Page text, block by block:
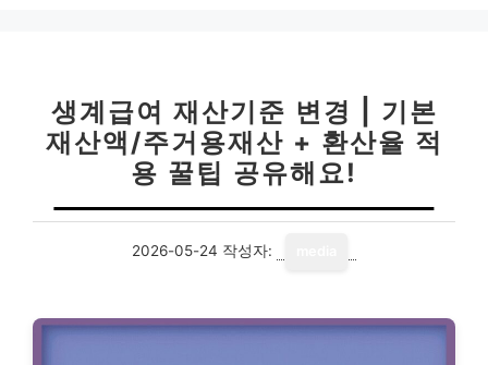
생계급여 재산기준 변경 | 기본
재산액/주거용재산 + 환산율 적
용 꿀팁 공유해요!
2026-05-24 작성자: